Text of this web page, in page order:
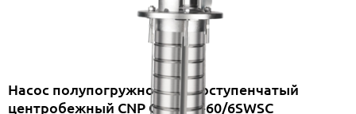
Насос полупогружной многоступенчатый
центробежный CNP CDLKF8-60/6SWSC